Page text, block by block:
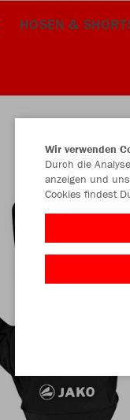
HOSEN &
Wir verwenden
Durch die
anzeigen und
Cookies findest